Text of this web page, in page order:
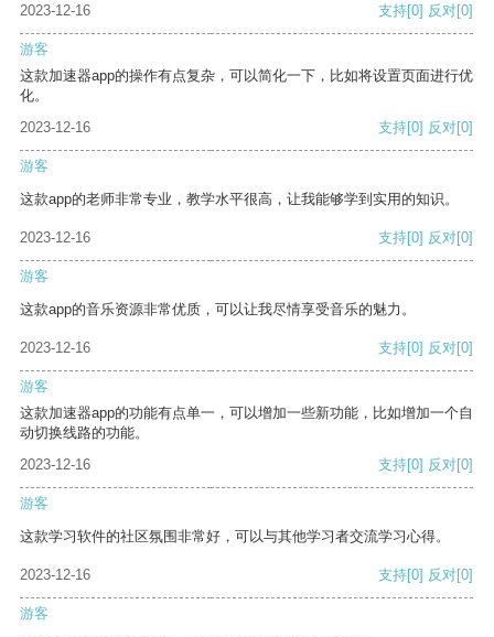
2023-12-16 支持[0] 反对[0]
游客
这款加速器app的操作有点复杂，可以简化一下，比如将设置页面进行优
化。
2023-12-16
支持[0] 反对[0]
游客
这款app的老师非常专业，教学水平很高，让我能够学到实用的知识。
2023-12-16 支持[0] 反对[0]
游客
这款app的音乐资源非常优质，可以让我尽情享受音乐的魅力。
2023-12-16 支持[0] 反对[0]
游客
这款加速器app的功能有点单一，可以增加一些新功能，比如增加一个自
动切换线路的功能。
2023-12-16
支持[0] 反对[0]
游客
这款学习软件的社区氛围非常好，可以与其他学习者交流学习心得。
2023-12-16 支持[0] 反对[0]
游客